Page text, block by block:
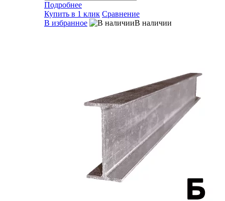
Подробнее
Купить в 1 клик Сравнение
В избранное
В наличии